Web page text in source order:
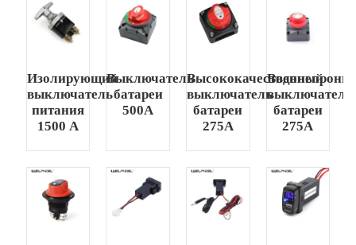
Изолирующий
выключатель
питания
1500 А
Выключатель
батареи
500А
Высококачественный
выключатель
батареи
275А
выключатель
батареи
275А